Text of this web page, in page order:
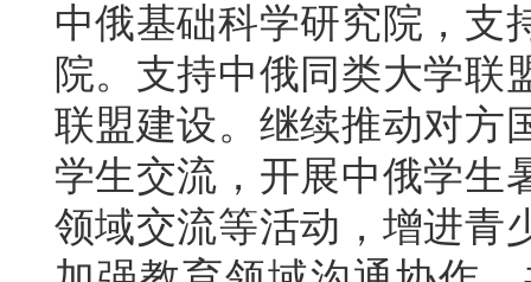
中俄基础科学研究院，支
院。支持中俄同类大学联
联盟建设。继续推动对方
学生交流，开展中俄学生
领域交流等活动，增进青